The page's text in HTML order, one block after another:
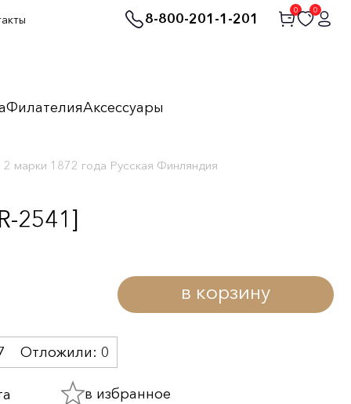
8-800-201-1-201
0 0
ФилателияАксессуары
2 марки 1872 года Русская Финляндия
2541]
в корзину
Отложили: 0
в избранное